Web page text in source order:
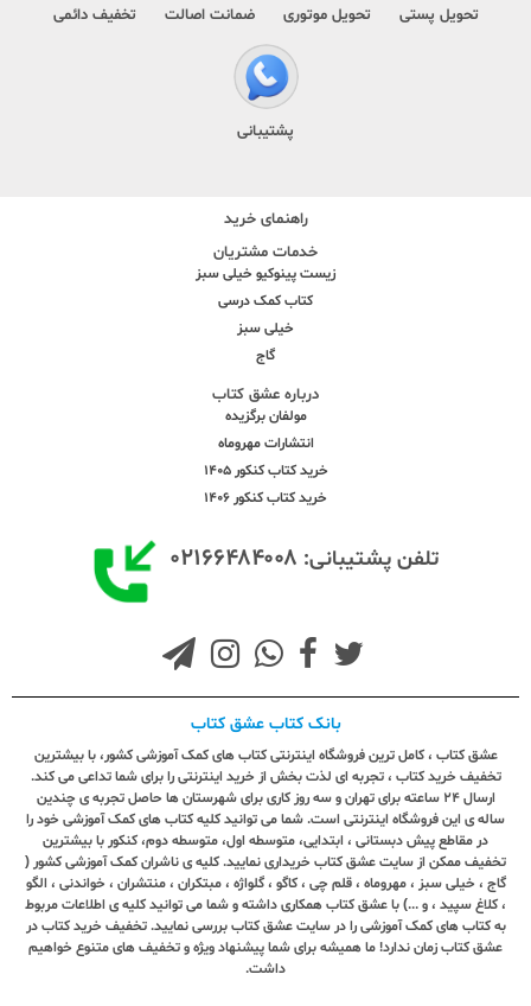
تحویل پستی تحویل موتوری ضمانت اصالت تخفیف دائمی
پشتیبانی
راهنمای خرید
خدمات مشتریان
زیست پینوکیو خیلی سبز
کتاب کمک درسی
خیلی سبز
گاج
درباره عشق کتاب
مولفان برگزیده
انتشارات مهروماه
خرید کتاب کنکور 1405
خرید کتاب کنکور 1406
تلفن پشتیبانی: ۰۲۱۶۶۴۸۴۰۰۸
بانک کتاب عشق کتاب
عشق کتاب ، کامل ترین فروشگاه اینترنتی کتاب های کمک آموزشی کشور، با بیشترین
تخفیف خرید کتاب ، تجربه ای لذت بخش از خرید اینترنتی را برای شما تداعی می کند.
ارسال ٢٤ ساعته برای تهران و سه روز کاری برای شهرستان ها حاصل تجربه ی چندین
ساله ی این فروشگاه اینترنتی است. شما می توانید کلیه کتاب های کمک آموزشی خود را
در مقاطع پیش دبستانی ، ابتدایی، متوسطه اول، متوسطه دوم، کنکور با بیشترین
تخفیف ممکن از سایت عشق کتاب خریداری نمایید. کلیه ی ناشران کمک آموزشی کشور (
گاج ، خیلی سبز ، مهروماه ، قلم چی ، کاگو ، گلواژه ، مبتکران ، منتشران ، خواندنی ، الگو
، کلاغ سپید ، و ...) با عشق کتاب همکاری داشته و شما می توانید کلیه ی اطلاعات مربوط
به کتاب های کمک آموزشی را در سایت عشق کتاب بررسی نمایید. تخفیف خرید کتاب در
عشق کتاب زمان ندارد! ما همیشه برای شما پیشنهاد ویژه و تخفیف های متنوع خواهیم
داشت.